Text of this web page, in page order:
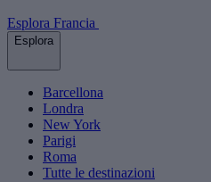
Esplora Francia
Esplora
Barcellona
Londra
New York
Parigi
Roma
Tutte le destinazioni